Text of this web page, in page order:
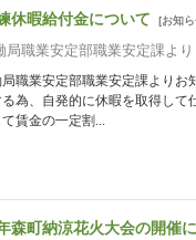
休暇給付金について [お知
局職業安定部職業安定課より
職業安定部職業安定課より
為、自発的に休暇を取得し
賃金の一定割...
森町納涼花火大会の開催